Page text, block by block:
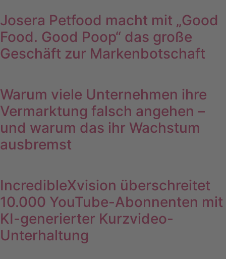
Josera Petfood macht mit „Good
Food. Good Poop“ das große
Geschäft zur Markenbotschaft
Warum viele Unternehmen ihre
Vermarktung falsch angehen –
und warum das ihr Wachstum
ausbremst
IncredibleXvision überschreitet
10.000 YouTube-Abonnenten mit
KI-generierter Kurzvideo-
Unterhaltung